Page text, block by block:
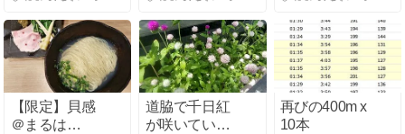
【限定】貝感
＠まるは
道脇で千日紅
が咲いていま
再びの400m x
10本